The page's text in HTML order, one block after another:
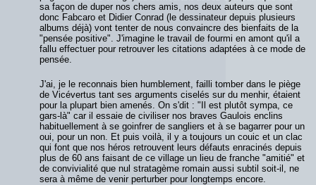
sa façon de duper nos chers amis, nos deux auteurs que sont
donc Fabcaro et Didier Conrad (le dessinateur depuis plusieurs
albums déjà) vont tenter de nous convaincre des bienfaits de la
"pensée positive". J'imagine le travail de fourmi en amont qu'il a
fallu effectuer pour retrouver les citations adaptées à ce mode de
pensée.
J'ai, je le reconnais bien humblement, failli tomber dans le piège
de Vicévertus tant ses arguments ciselés sur du menhir, étaient
pour la plupart bien amenés. On s'dit : "Il est plutôt sympa, ce
gars-là" car il essaie de civiliser nos braves Gaulois enclins
habituellement à se goinfrer de sangliers et à se bagarrer pour un
oui, pour un non. Et puis voilà, il y a toujours un couic et un clac
qui font que nos héros retrouvent leurs défauts enracinés depuis
plus de 60 ans faisant de ce village un lieu de franche "amitié" et
de convivialité que nul stratagème romain aussi subtil soit-il, ne
sera à même de venir perturber pour longtemps encore.